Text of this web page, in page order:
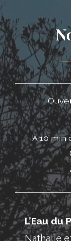
L’Eau du
Nathalie
58
42155 St-
Tél:04 77
Mail :